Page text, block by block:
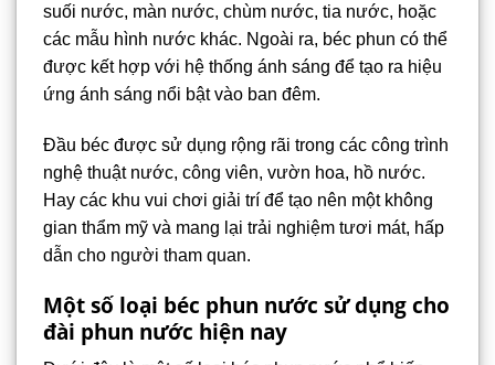
suối nước, màn nước, chùm nước, tia nước, hoặc
các mẫu hình nước khác. Ngoài ra, béc phun có thể
được kết hợp với hệ thống ánh sáng để tạo ra hiệu
ứng ánh sáng nổi bật vào ban đêm.
Đầu béc được sử dụng rộng rãi trong các công trình
nghệ thuật nước, công viên, vườn hoa, hồ nước.
Hay các khu vui chơi giải trí để tạo nên một không
gian thẩm mỹ và mang lại trải nghiệm tươi mát, hấp
dẫn cho người tham quan.
Một số loại béc phun nước sử dụng cho
đài phun nước hiện nay